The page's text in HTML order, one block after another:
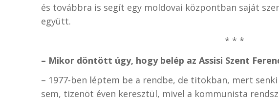
és továbbra is segít egy moldovai központban saját
együtt.
* * *
– Mikor döntött úgy, hogy belép az Assisi Szent
– 1977-ben léptem be a rendbe, de titokban, mert
sem, tizenöt éven keresztül, mivel a kommunista